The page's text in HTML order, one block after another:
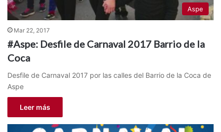
Aspe
Mar 22, 2017
#Aspe: Desfile de Carnaval 2017 Barrio de la
Coca
Desfile de Carnaval 2017 por las calles del Barrio de la Coca de
Aspe
Leer más